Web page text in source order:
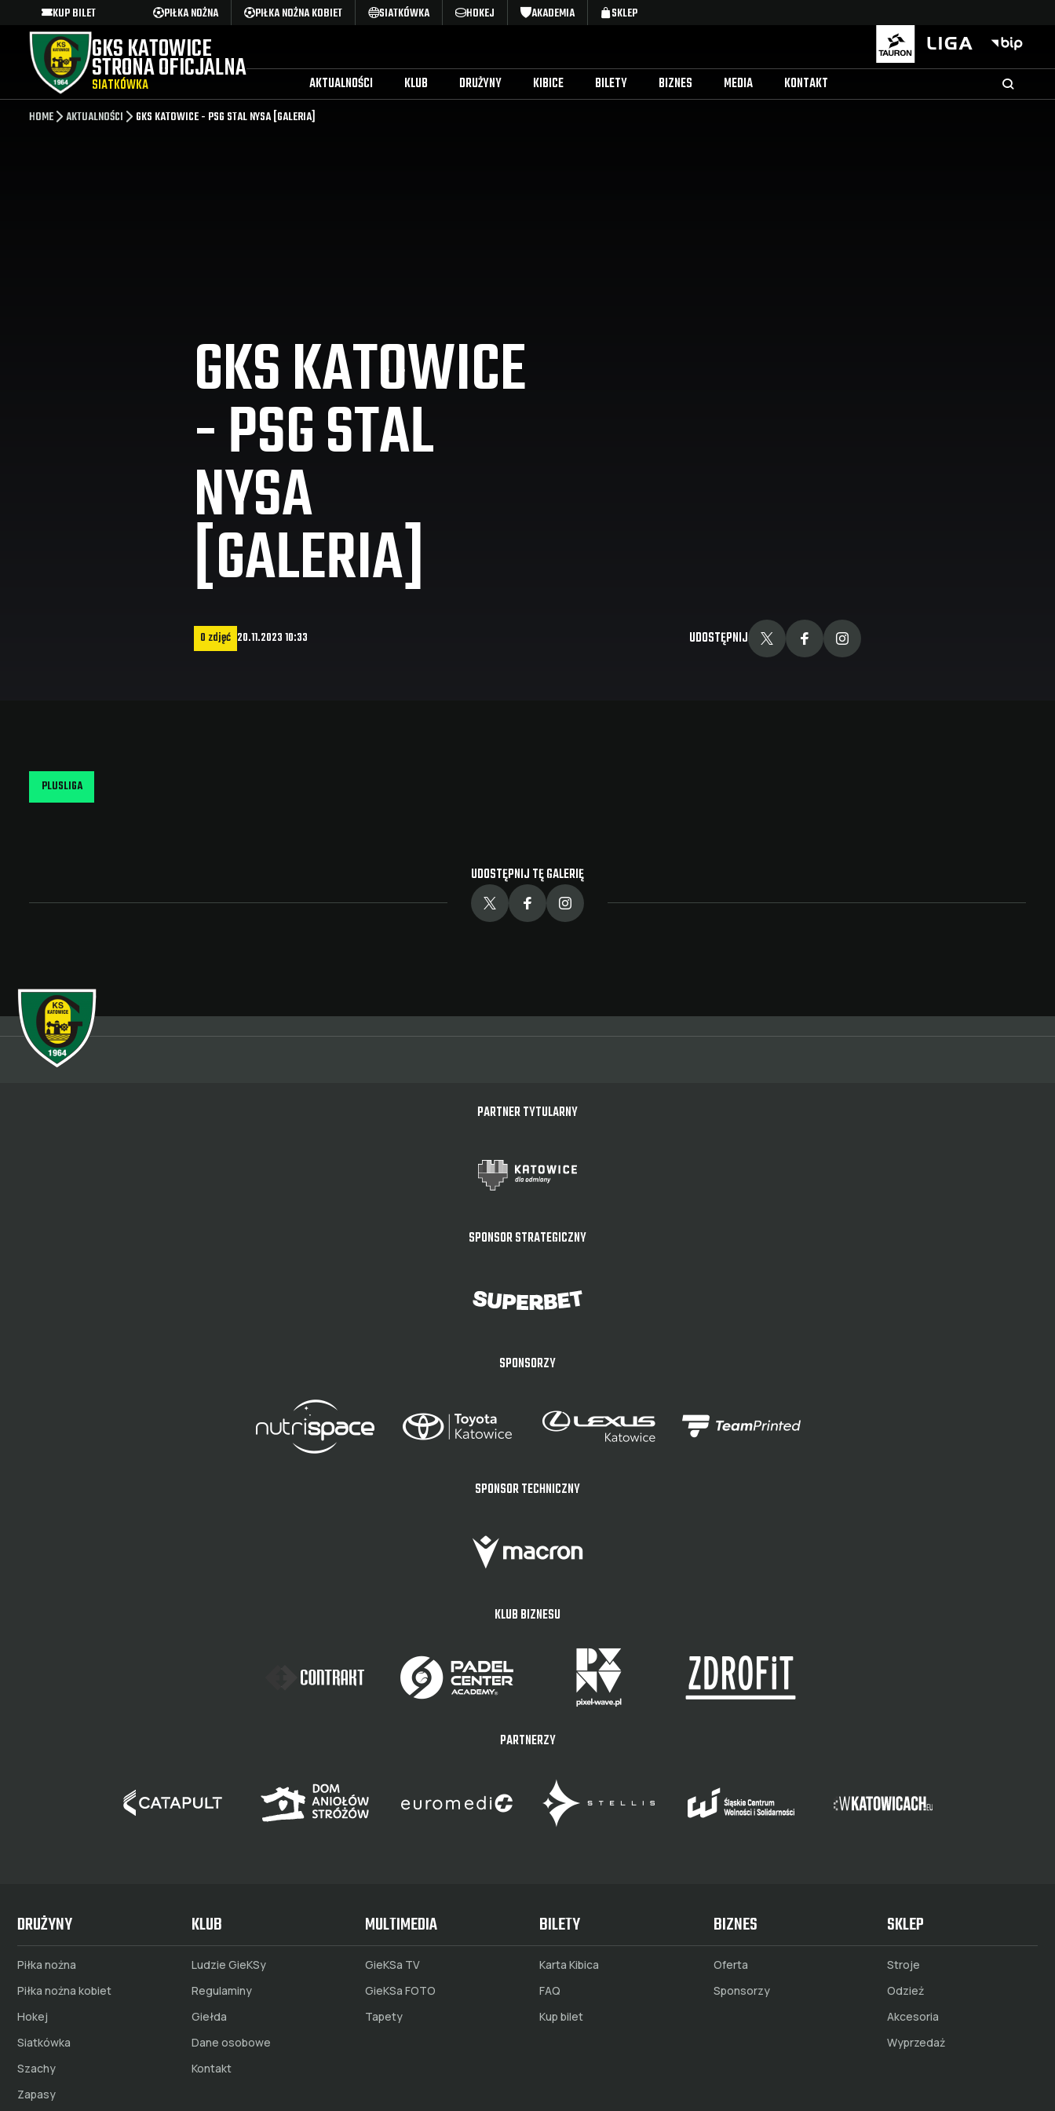
KUP BILET PIŁKA NOŻNA PIŁKA NOŻNA KOBIET SIATKÓWKA HOKEJ AKADEMIA SKLEP
GKS KATOWICE
STRONA OFICJALNA
SIATKÓWKA AKTUALNOŚCI KLUB DRUŻYNY KIBICE BILETY BIZNES MEDIA KONTAKT
HOME AKTUALNOŚCI GKS KATOWICE - PSG STAL NYSA [GALERIA]
GKS KATOWICE
- PSG STAL
NYSA
[GALERIA]
0 zdjęć 20.11.2023 10:33 UDOSTĘPNIJ
PLUSLIGA
UDOSTĘPNIJ TĘ GALERIĘ
PARTNER TYTULARNY
SPONSOR STRATEGICZNY
SPONSORZY
SPONSOR TECHNICZNY
KLUB BIZNESU
PARTNERZY
DRUŻYNY
Piłka nożna
Piłka nożna kobiet
Hokej
Siatkówka
Szachy
Zapasy
KLUB
Ludzie GieKSy
Regulaminy
Giełda
Dane osobowe
Kontakt
MULTIMEDIA
GieKSa TV
GieKSa FOTO
Tapety
BILETY
Karta Kibica
FAQ
Kup bilet
BIZNES
Oferta
Sponsorzy
SKLEP
Stroje
Odzież
Akcesoria
Wyprzedaż